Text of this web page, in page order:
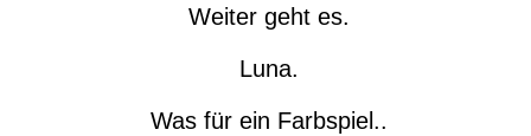
Weiter geht es.
Luna.
Was für ein Farbspiel..